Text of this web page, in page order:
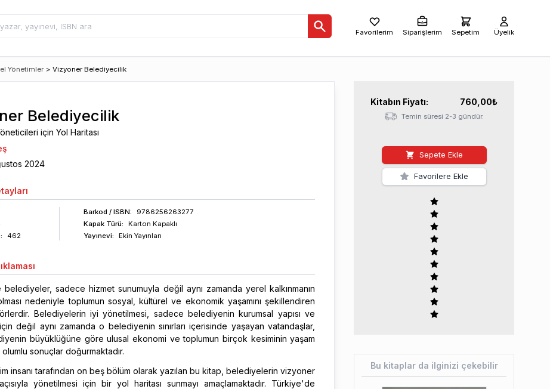
Favorilerim Siparişlerim Sepetim Üyelik
Yönetimler > Vizyoner Belediyecilik
Belediyecilik
için Yol Haritası
2024
: 462
Barkod / ISBN:
9786256263277
Kapak Türü:
Karton Kapaklı
Yayınevi:
Ekin Yayınları
sadece hizmet sunumuyla değil aynı zamanda yerel kalkınmanın
nedeniyle toplumun sosyal, kültürel ve ekonomik yaşamını şekillendiren
Belediyelerin iyi yönetilmesi, sadece belediyenin kurumsal yapısı ve
için değil aynı zamanda o belediyenin sınırları içerisinde yaşayan vatandaşlar,
büyüklüğüne göre ulusal ekonomi ve toplumun birçok kesiminin yaşam
sonuçlar doğurmaktadır.
insanı tarafından on beş bölüm olarak yazılan bu kitap, belediyelerin vizyoner
yönetilmesi için bir yol haritası sunmayı amaçlamaktadır. Türkiye'de
Kitabın Fiyatı: 760,00₺
Temin süresi 2-3 gündür.
Sepete Ekle
Favorilere Ekle
Bu kitaplar da ilginizi çekebilir